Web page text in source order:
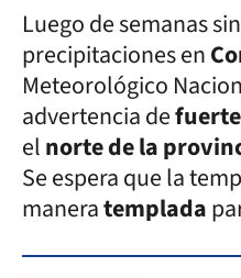
Luego de semanas
precipitaciones en
Meteorológico
advertencia de
elnorte de la
Se espera que la
maneratemplada